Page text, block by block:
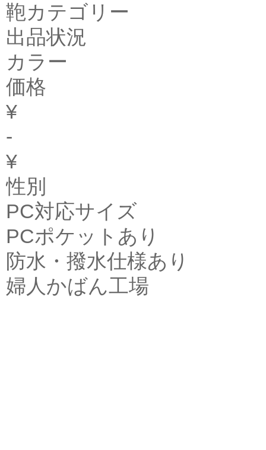
鞄カテゴリー
出品状況
カラー
価格
¥
-
¥
性別
PC対応サイズ
PCポケットあり
防水・撥水仕様あり
婦人かばん工場